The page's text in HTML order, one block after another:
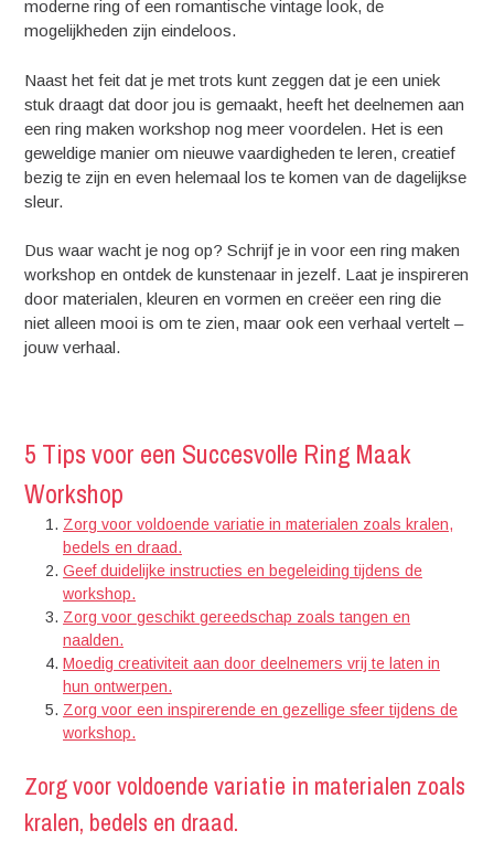
moderne ring of een romantische vintage look, de
mogelijkheden zijn eindeloos.
Naast het feit dat je met trots kunt zeggen dat je een uniek
stuk draagt dat door jou is gemaakt, heeft het deelnemen aan
een ring maken workshop nog meer voordelen. Het is een
geweldige manier om nieuwe vaardigheden te leren, creatief
bezig te zijn en even helemaal los te komen van de dagelijkse
sleur.
Dus waar wacht je nog op? Schrijf je in voor een ring maken
workshop en ontdek de kunstenaar in jezelf. Laat je inspireren
door materialen, kleuren en vormen en creëer een ring die
niet alleen mooi is om te zien, maar ook een verhaal vertelt –
jouw verhaal.
5 Tips voor een Succesvolle Ring Maak
Workshop
Zorg voor voldoende variatie in materialen zoals kralen,
bedels en draad.
Geef duidelijke instructies en begeleiding tijdens de
workshop.
Zorg voor geschikt gereedschap zoals tangen en
naalden.
Moedig creativiteit aan door deelnemers vrij te laten in
hun ontwerpen.
Zorg voor een inspirerende en gezellige sfeer tijdens de
workshop.
Zorg voor voldoende variatie in materialen zoals
kralen, bedels en draad.